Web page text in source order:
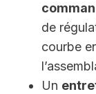
de
courbe
Un